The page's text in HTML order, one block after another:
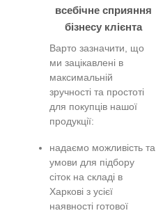
всебічне сприяння
бізнесу клієнта
Варто зазначити, що
ми зацікавлені в
максимальній
зручності та простоті
для покупців нашої
продукції:
надаємо можливість та
умови для підбору
сіток на складі в
Харкові з усієї
наявності готової